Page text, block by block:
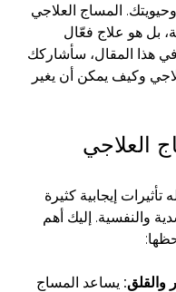
المساج العلاجي
بل هو علاج فعّال
هذا المقال، سأشاركك
وكيف يمكن أن يغير
العلاجي
تأثيرات إيجابية كثيرة
والنفسية. إليك أهم
والقلق: يساعد المساج